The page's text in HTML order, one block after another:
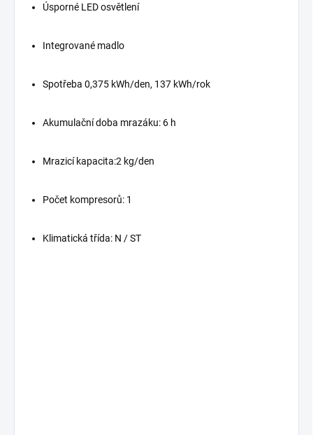
Úsporné LED osvětlení
Integrované madlo
Spotřeba 0,375 kWh/den, 137 kWh/rok
Akumulační doba mrazáku: 6 h
Mrazicí kapacita:2 kg/den
Počet kompresorů: 1
Klimatická třída: N / ST